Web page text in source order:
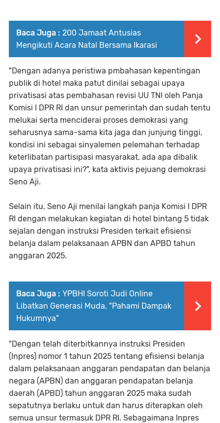
Baca Juga : 200 Jamaat Antusias
Mengikuti Acara Natal Bersama Ikarasi
"Dengan adanya peristiwa pmbahasan kepentingan
publik di hotel maka patut dinilai sebagai upaya
privatisasi atas pembahasan revisi UU TNI oleh Panja
Komisi I DPR RI dan unsur pemerintah dan sudah tentu
melukai serta menciderai proses demokrasi yang
seharusnya sama-sama kita jaga dan junjung tinggi,
kondisi ini sebagai sinyalemen pelemahan terhadap
keterlibatan partisipasi masyarakat, ada apa dibalik
upaya privatisasi ini?", kata aktivis pejuang demokrasi
Seno Aji.
Selain itu, Seno Aji menilai langkah panja Komisi I DPR
RI dengan melakukan kegiatan di hotel bintang 5 tidak
sejalan dengan instruksi Presiden terkait efisiensi
belanja dalam pelaksanaan APBN dan APBD tahun
anggaran 2025.
Baca Juga : YPBHI Soroti Judi Online
Libatkan Generasi Muda, "Pahami Dampak
Hukumnya"
"Dengan telah diterbitkannya instruksi Presiden
(Inpres) nomor 1 tahun 2025 tentang efisiensi belanja
dalam pelaksanaan anggaran pendapatan dan belanja
negara (APBN) dan anggaran pendapatan belanja
daerah (APBD) tahun anggaran 2025 maka sudah
sepatutnya berlaku untuk dan harus diterapkan oleh
semua unsur termasuk DPR RI. Sebagaimana Inpres